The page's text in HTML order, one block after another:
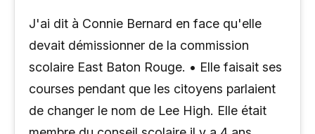
J'ai dit à Connie Bernard en face qu'elle
devait démissionner de la commission
scolaire East Baton Rouge. • Elle faisait ses
courses pendant que les citoyens parlaient
de changer le nom de Lee High. Elle était